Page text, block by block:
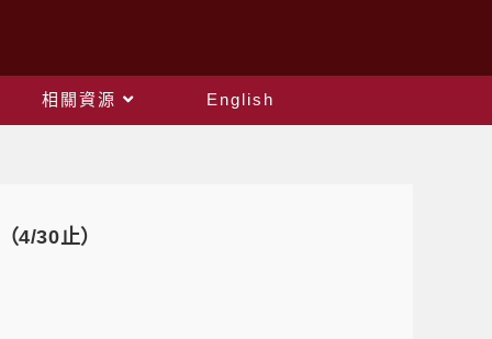
相關資源 English
4/30止）